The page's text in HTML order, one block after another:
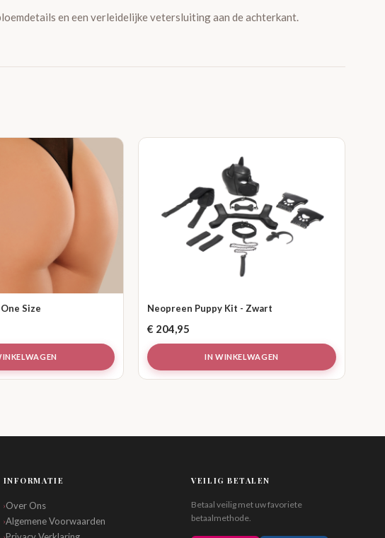
en een verleidelijke vetersluiting aan de achterkant.
Size Neopreen Puppy Kit - Zwart
€ 204,95
IN WINKELWAGEN
INFORMATIE
›Over Ons
›Algemene Voorwaarden
›
VEILIG BETALEN
Betaal veilig met uw favoriete
betaalmethode.